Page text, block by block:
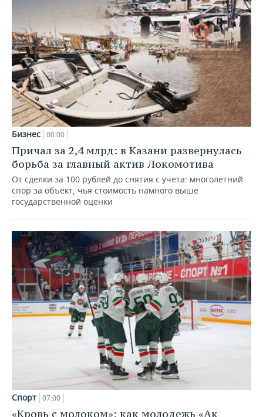
Бизнес 00:00
Причал за 2,4 млрд: в Казани развернулась
борьба за главный актив Локомотива
От сделки за 100 рублей до снятия с учета: многолетний
спор за объект, чья стоимость намного выше
государственной оценки
Спорт 07:00
«Кровь с молоком»: как молодежь «Ак